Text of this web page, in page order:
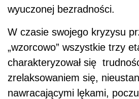
wyuczonej bezradności.
W czasie swojego kryzysu
„wzorcowo” wszystkie trzy
charakteryzował się
zrelaksowaniem się,
nawracającymi lękami,